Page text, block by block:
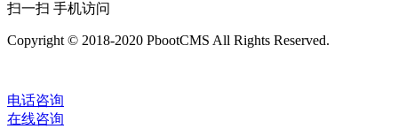
扫一扫 手机访问
Copyright © 2018-2020 PbootCMS All Rights Reserved.
电话咨询
在线咨询